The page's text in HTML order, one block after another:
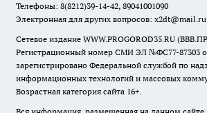
Телефоны: 8(8212)39-14-42, 89041001090
Электронная для других вопросов: x2dt@mail.ru
Сетевое издание WWW.PROGOROD35.RU
Регистрационный номер СМИ ЭЛ №ФС77-87303
зарегистрировано Федеральной службой по
информационных технологий и массовых
Возрастная категория сайта 16+.